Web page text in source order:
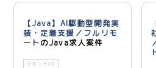
【Java】AI駆動型開発実
装・定着支援／フルリモ
ートのJava求人案件
リモートOK